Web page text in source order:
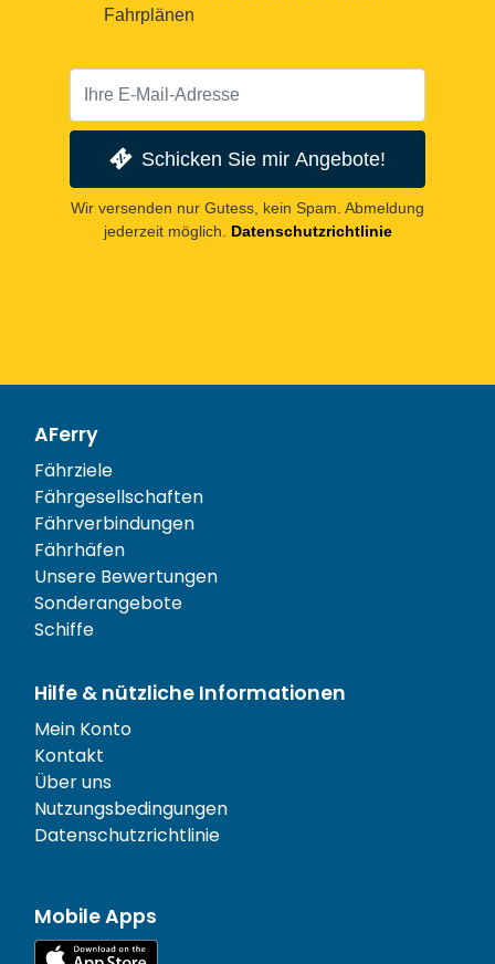
Fahrplänen
Schicken Sie mir Angebote!
Wir versenden nur Gutess, kein Spam. Abmeldung
jederzeit möglich.
Datenschutzrichtlinie
AFerry
Fährziele
Fährgesellschaften
Fährverbindungen
Fährhäfen
Unsere Bewertungen
Sonderangebote
Schiffe
Hilfe & nützliche Informationen
Mein Konto
Kontakt
Über uns
Nutzungsbedingungen
Datenschutzrichtlinie
Mobile Apps